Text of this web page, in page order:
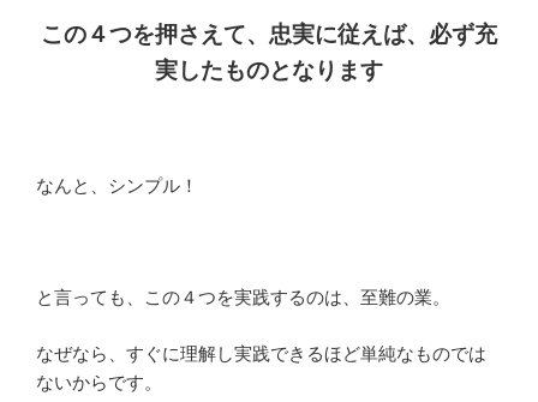
この４つを押さえて、忠実に従えば、必ず充
実したものとなります
なんと、シンプル！
と言っても、この４つを実践するのは、至難の業。
なぜなら、すぐに理解し実践できるほど単純なものでは
ないからです。